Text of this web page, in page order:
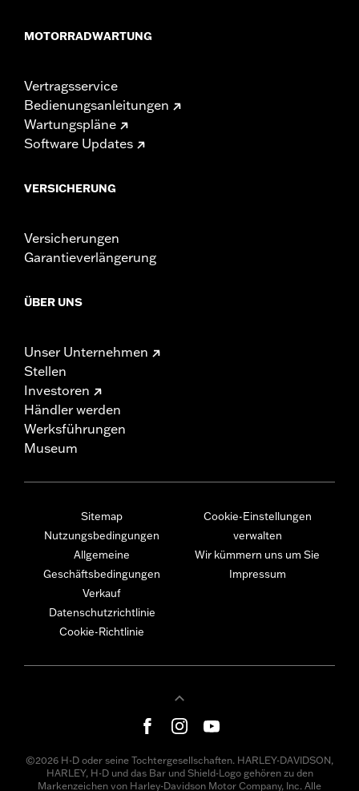
MOTORRADWARTUNG
Vertragsservice
Bedienungsanleitungen
Wartungspläne
Software Updates
VERSICHERUNG
Versicherungen
Garantieverlängerung
ÜBER UNS
Unser Unternehmen
Stellen
Investoren
Händler werden
Werksführungen
Museum
Sitemap
Nutzungsbedingungen
Allgemeine
Geschäftsbedingungen
Verkauf
Datenschutzrichtlinie
Cookie-Richtlinie
Cookie-Einstellungen
verwalten
Wir kümmern uns um Sie
Impressum
©2026 H-D oder seine Tochtergesellschaften. HARLEY-DAVIDSON,
HARLEY, H-D und das Bar und Shield-Logo gehören zu den
Markenzeichen von Harley-Davidson Motor Company, Inc. Alle